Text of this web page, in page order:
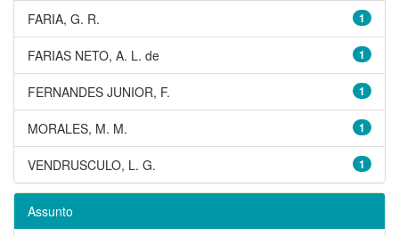
1
FARIA, G. R.
1
FARIAS NETO, A. L. de
1
FERNANDES JUNIOR, F.
1
MORALES, M. M.
1
VENDRUSCULO, L. G.
Assunto